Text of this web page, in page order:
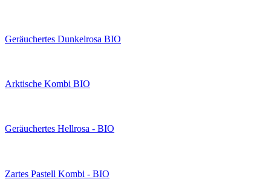
Geräuchertes Dunkelrosa BIO
Arktische Kombi BIO
Geräuchertes Hellrosa - BIO
Zartes Pastell Kombi - BIO